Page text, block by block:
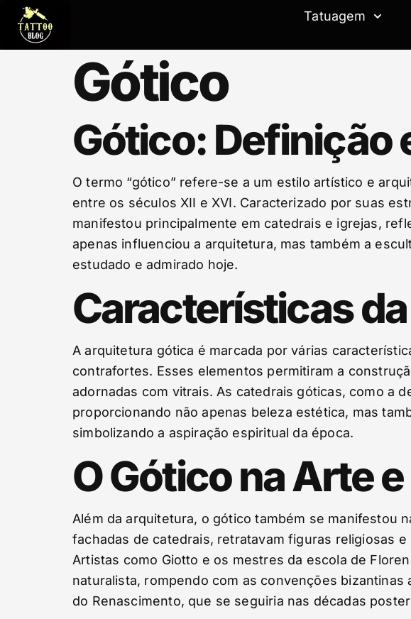
Tatuagem
Gótico
Gótico: Definição
O termo “gótico” refere-se a um estilo artístico e
entre os séculos XII e XVI. Caracterizado por suas
manifestou principalmente em catedrais e igrejas,
apenas influenciou a arquitetura, mas também a
estudado e admirado hoje.
Características
A arquitetura gótica é marcada por várias
contrafortes. Esses elementos permitiram a
adornadas com vitrais. As catedrais góticas, como a
proporcionando não apenas beleza estética, mas
simbolizando a aspiração espiritual da época.
O Gótico na Arte
Além da arquitetura, o gótico também se manifestou
fachadas de catedrais, retratavam figuras religiosas
Artistas como Giotto e os mestres da escola de
naturalista, rompendo com as convenções
do Renascimento, que se seguiria nas décadas